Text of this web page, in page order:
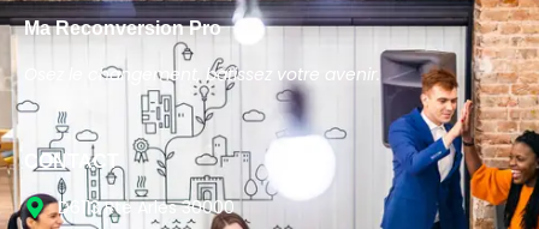
Ma Reconversion Pro
Osez le changement, bâtissez votre avenir.
CONTACT
D6113 Rte Arles 30000